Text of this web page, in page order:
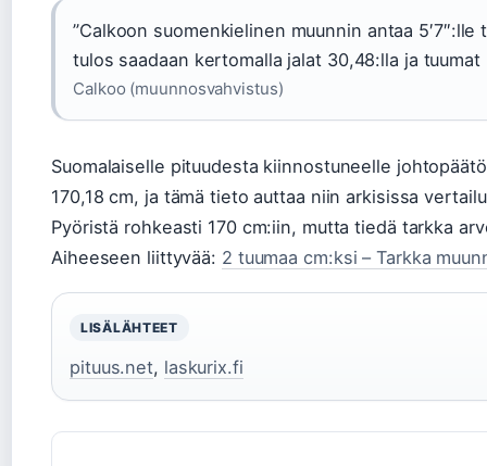
”Calkoon suomenkielinen muunnin antaa 5′7″:lle
tulos saadaan kertomalla jalat 30,48:lla ja tuumat
Calkoo (muunnosvahvistus)
Suomalaiselle pituudesta kiinnostuneelle
170,18 cm, ja tämä tieto auttaa niin arkisissa
Pyöristä rohkeasti 170 cm:iin, mutta tiedä tarkka
Aiheeseen liittyvää: 2 tuumaa cm:ksi – Tarkka
LISÄLÄHTEET
pituus.net, laskurix.fi